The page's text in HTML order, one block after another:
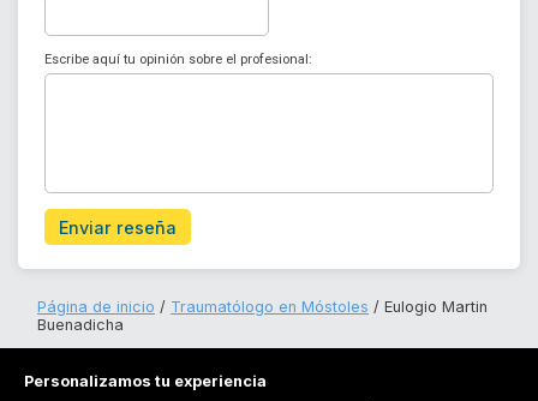
Escribe aquí tu opinión sobre el profesional:
Enviar reseña
Página de inicio Traumatólogo en Móstoles
Eulogio Martin
Buenadicha
Personalizamos tu experiencia